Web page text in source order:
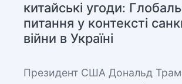
китайські угоди:
питання у контексті
війни в Україні
Президент США Дональд